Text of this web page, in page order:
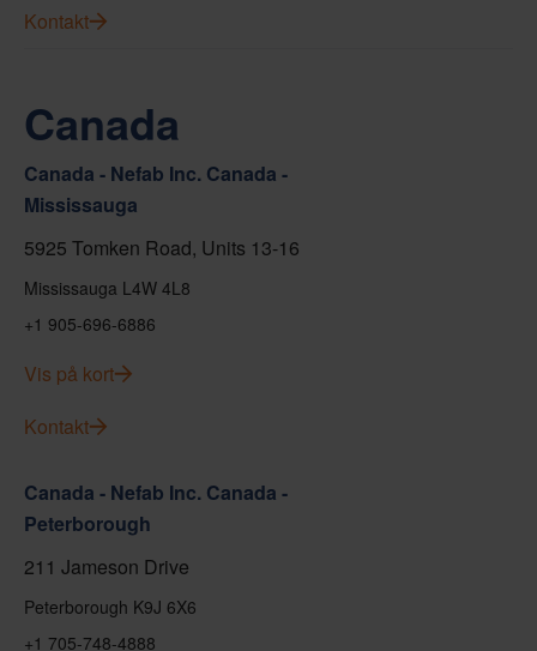
Kontakt
Canada
Canada - Nefab Inc. Canada -
Mississauga
5925 Tomken Road, Units 13-16
Mississauga L4W 4L8
+1 905-696-6886
Vis på kort
Kontakt
Canada - Nefab Inc. Canada -
Peterborough
211 Jameson Drive
Peterborough K9J 6X6
+1 705-748-4888